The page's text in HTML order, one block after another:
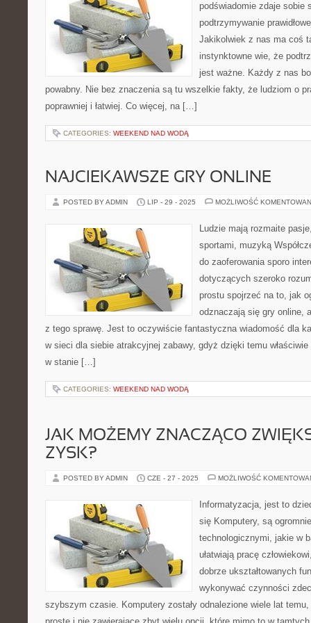
podświadomie zdaje sobie
podtrzymywanie
Jakikolwiek z nas ma coś
instynktowne wie, że
jest ważne. Każdy z nas
powabny. Nie bez znaczenia są tu wszelkie fakty, że ludziom o
poprawniej i łatwiej. Co więcej, na […]
CATEGORIES: WEEKEND NAD WODĄ
NAJCIEKAWSZE GRY ONLINE
POSTED BY ADMIN LIP - 29 - 2025 MOŻLIWOŚĆ
Ludzie mają rozmaite
sportami, muzyką
do zaoferowania sporo
dotyczących szeroko
prostu spojrzeć na to, jak
odznaczają się gry online,
z tego sprawę. Jest to oczywiście fantastyczna wiadomość dla
w sieci dla siebie atrakcyjnej zabawy, gdyż dzięki temu
w stanie […]
CATEGORIES: WEEKEND NAD WODĄ
JAK MOŻEMY ZNACZĄCO
ZYSK?
POSTED BY ADMIN CZE - 27 - 2025 MOŻLIWOŚĆ
Informatyzacja, jest to
się Komputery, są
technologicznymi, jakie w
ułatwiają pracę
dobrze ukształtowanych
wykonywać czynności
szybszym czasie. Komputery zostały odnalezione wiele lat temu,